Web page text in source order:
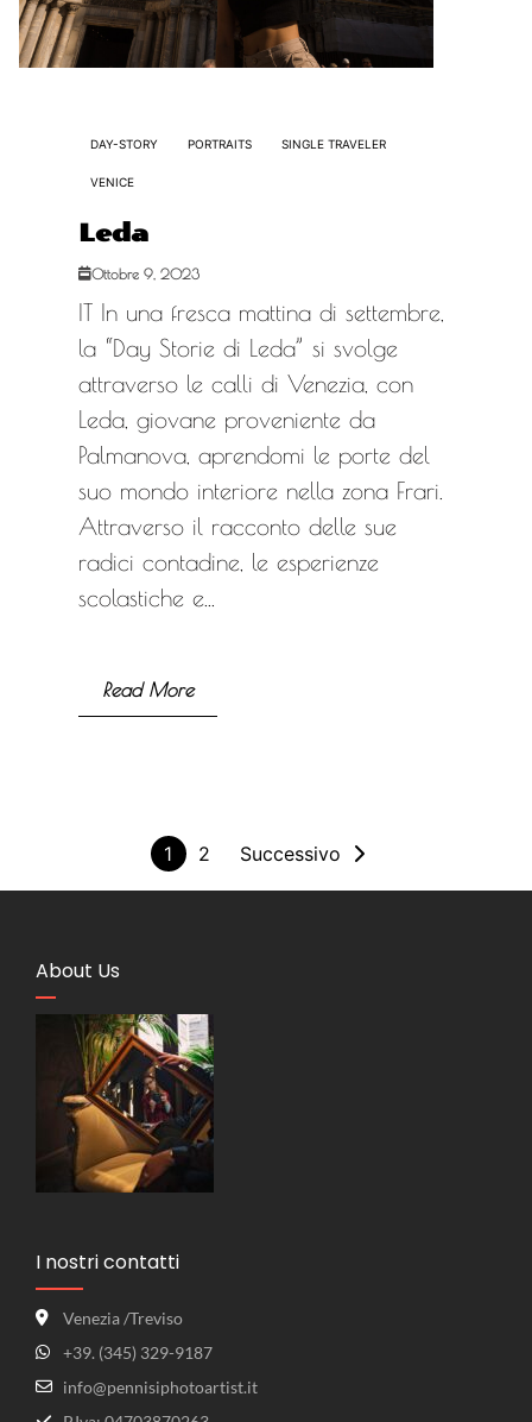
DAY-STORY PORTRAITS SINGLE TRAVELER
VENICE
Leda
Ottobre 9, 2023
IT In una fresca mattina di settembre,
la “Day Storie di Leda” si svolge
attraverso le calli di Venezia, con
Leda, giovane proveniente da
Palmanova, aprendomi le porte del
suo mondo interiore nella zona Frari.
Attraverso il racconto delle sue
radici contadine, le esperienze
scolastiche e...
Read More
1 2 Successivo
About Us
I nostri contatti
Venezia /Treviso
+39. (345) 329-9187
info@pennisiphotoartist.it